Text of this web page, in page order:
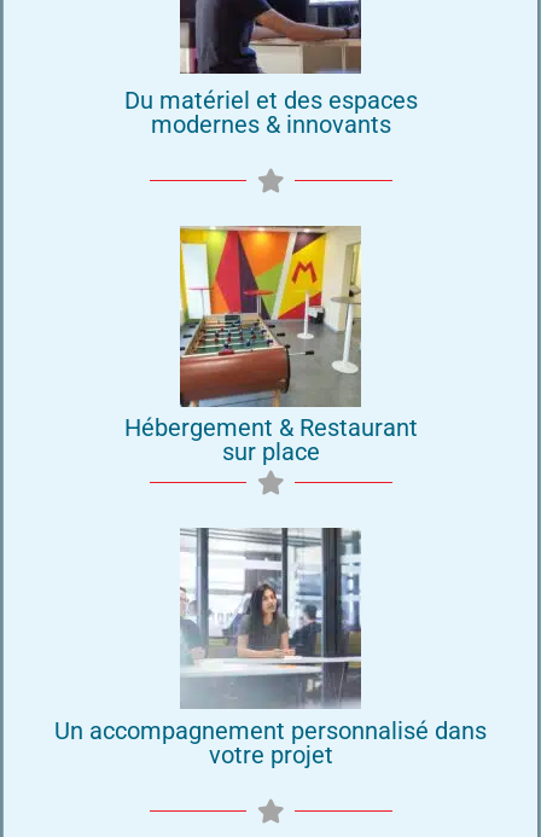
Du matériel et des espaces
modernes & innovants
Hébergement & Restaurant
sur place
Un accompagnement personnalisé dans
votre projet